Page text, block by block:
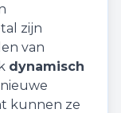
zijn
van
dynamisch
kunnen ze